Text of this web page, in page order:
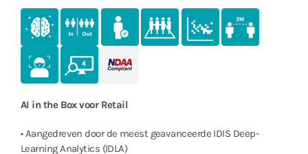
AI in the Box voor Retail
• Aangedreven door de meest geavanceerde IDIS Deep-
Learning Analytics (IDLA)